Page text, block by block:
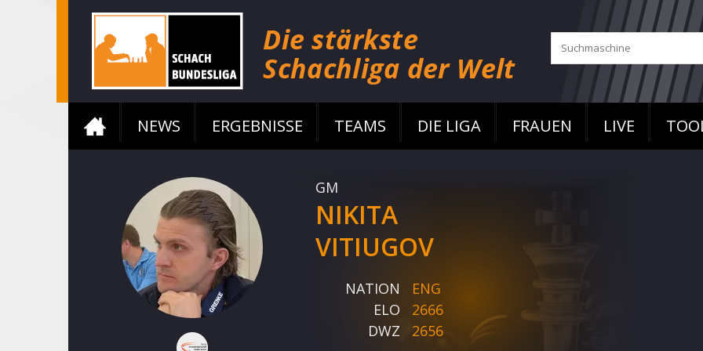
NEWS ERGEBNISSE TEAMS DIE LIGA FRAUEN LIVE
GM
NIKITA
VITIUGOV
NATION
ENG
ELO
2666
DWZ
2656